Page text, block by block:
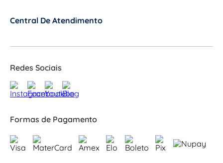
Central De Atendimento
Redes Sociais
Formas de Pagamento